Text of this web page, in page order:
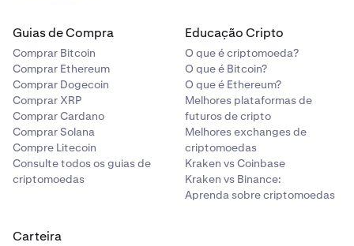
Guias de Compra
Comprar Bitcoin
Comprar Ethereum
Comprar Dogecoin
Comprar XRP
Comprar Cardano
Comprar Solana
Compre Litecoin
Consulte todos os guias de
criptomoedas
Educação Cripto
O que é criptomoeda?
O que é Bitcoin?
O que é Ethereum?
Melhores plataformas de
futuros de cripto
Melhores exchanges de
criptomoedas
Kraken vs Coinbase
Kraken vs Binance:
Aprenda sobre criptomoedas
Carteira